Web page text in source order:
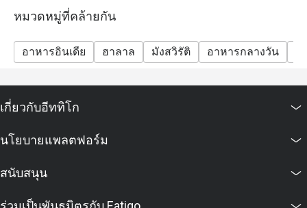
หมวดหมู่ที่คล้ายกัน
อาหารอินเดีย ฮาลาล มังสวิรัติ อาหารกลางวัน
เกี่ยวกับอีททิโก
นโยบายแพลตฟอร์ม
สนับสนุน